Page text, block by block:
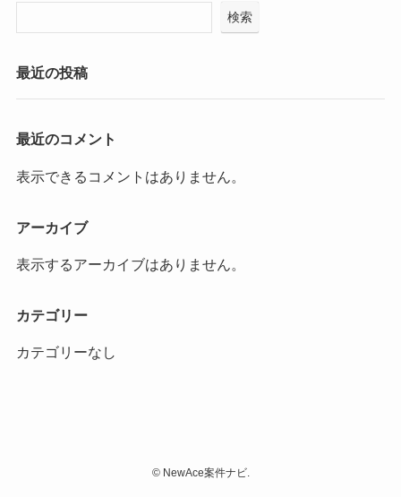
検索
最近の投稿
最近のコメント
表示できるコメントはありません。
アーカイブ
表示するアーカイブはありません。
カテゴリー
カテゴリーなし
©NewAce案件ナビ.